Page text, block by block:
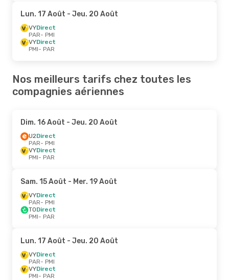
Lun. 17 Août - Jeu. 20 Août
VYDirect
PAR- PMI
VYDirect
PMI- PAR
Nos meilleurs tarifs chez toutes les
compagnies aériennes
Dim. 16 Août - Jeu. 20 Août
U2Direct
PAR- PMI
VYDirect
PMI- PAR
Sam. 15 Août - Mer. 19 Août
VYDirect
PAR- PMI
TODirect
PMI- PAR
Lun. 17 Août - Jeu. 20 Août
VYDirect
PAR- PMI
VYDirect
PMI- PAR